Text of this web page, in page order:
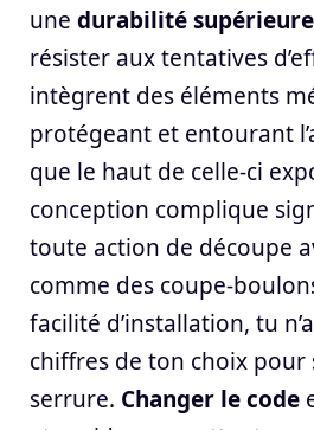
une durabilité supérieure
résister aux tentatives
intègrent des éléments
protégeant et entourant
que le haut de celle-ci
conception complique
toute action de découpe
comme des coupe-
facilité d’installation, tu
chiffres de ton choix pour
serrure. Changer le code